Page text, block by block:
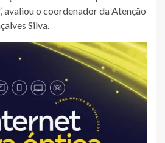
avaliou o coordenador da Atenção
Silva.